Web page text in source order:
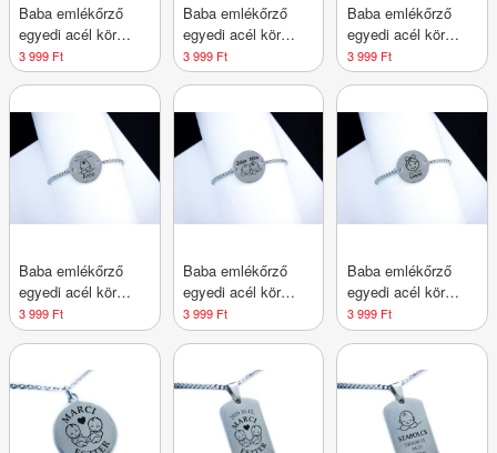
Baba emlékőrző
egyedi acél kör
medálos karlánc 2
Lány
3 999 Ft
Baba emlékőrző
egyedi acél kör
medálos karlánc
Fiam
3 999 Ft
Baba emlékőrző
egyedi acél kör
medálos karlánc Fiú
3 999 Ft
Baba emlékőrző
egyedi acél kör
medálos karlánc
Lány
3 999 Ft
Baba emlékőrző
egyedi acél kör
medálos karlánc
Lány Fiú
3 999 Ft
Baba emlékőrző
egyedi acél kör
medálos karlánc
Lányom
3 999 Ft